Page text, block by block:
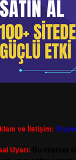
ve İletişim:
Uyarı: